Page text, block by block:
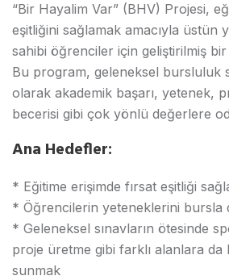
“Bir Hayalim Var” (BHV) Projesi,
eşitliğini sağlamak amacıyla üstün
sahibi öğrenciler için geliştirilmiş bir
Bu program, geleneksel bursluluk
olarak akademik başarı, yetenek,
becerisi gibi çok yönlü değerlere
Ana Hedefler:
* Eğitime erişimde fırsat eşitliği
* Öğrencilerin yeteneklerini bursla
* Geleneksel sınavların ötesinde
proje üretme gibi farklı alanlara da
sunmak